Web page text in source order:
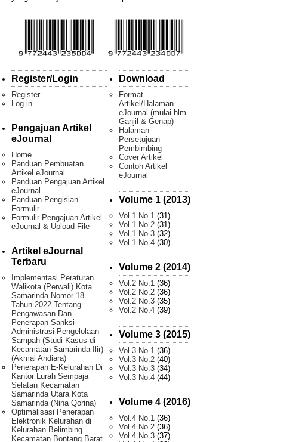
Register/Login
Register
Log in
Pengajuan Artikel
eJournal
Home
Panduan Pembuatan
Artikel eJournal
Panduan Pengajuan Artikel
eJournal
Panduan Pengisian
Formulir
Formulir Pengajuan Artikel
eJournal & Upload File
Artikel eJournal
Terbaru
Implementasi Peraturan
Walikota (Perwali) Kota
Samarinda Nomor 18
Tahun 2022 Tentang
Pengawasan Dan
Penerapan Sanksi
Administrasi Pengelolaan
Sampah (Studi Kasus di
Kecamatan Samarinda Ilir)
(Akmal Andiara)
Penerapan E-Kelurahan Di
Kantor Lurah Sempaja
Selatan Kecamatan
Samarinda Utara Kota
Samarinda (Nina Qorina)
Optimalisasi Penerapan
Elektronik Kelurahan di
Kelurahan Belimbing
Kecamatan Bontang Barat
Download
Format
Artikel/Halaman
eJournal (mulai hlm
Ganjil & Genap)
Halaman
Persetujuan
Pembimbing
Cover Artikel
Contoh Artikel
eJournal
Volume 1 (2013)
Vol.1 No.1 (31)
Vol.1 No.2 (31)
Vol.1 No.3 (32)
Vol.1 No.4 (30)
Volume 2 (2014)
Vol.2 No.1 (36)
Vol.2 No.2 (36)
Vol.2 No.3 (35)
Vol.2 No.4 (39)
Volume 3 (2015)
Vol.3 No.1 (36)
Vol.3 No.2 (40)
Vol.3 No.3 (34)
Vol.3 No.4 (44)
Volume 4 (2016)
Vol.4 No.1 (36)
Vol.4 No.2 (36)
Vol.4 No.3 (37)